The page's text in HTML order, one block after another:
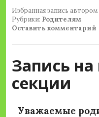
Избранная запись автором
Рубрики: Родителям
Оставить комментарий
Запись
секции
Уважаемые